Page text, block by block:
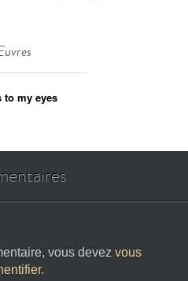
to my eyes
vous devez vous
.